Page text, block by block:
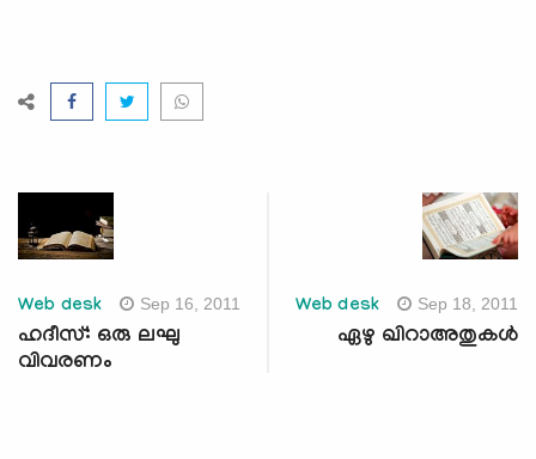
Web desk Sep 16, 2011
ഹദീസ്: ഒരു ലഘു
വിവരണം
Web desk Sep 18, 2011
ഏഴു ഖിറാഅതുകള്‍